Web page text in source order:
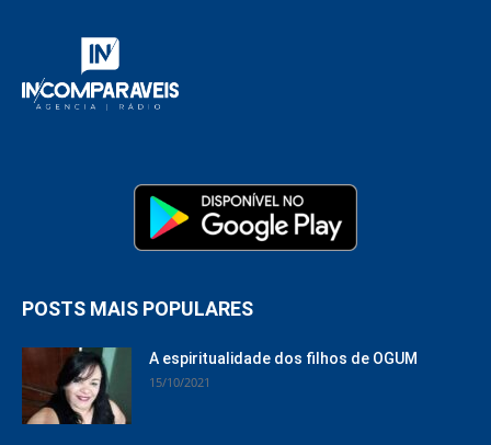
POSTS MAIS POPULARES
A espiritualidade dos filhos de OGUM
15/10/2021